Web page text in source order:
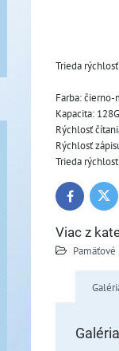
Trieda
Farba: čierno-
Kapacita:
Rýchlosť
Rýchlosť
Trieda
Facebook
Viac z
Pamäťové
Galéria